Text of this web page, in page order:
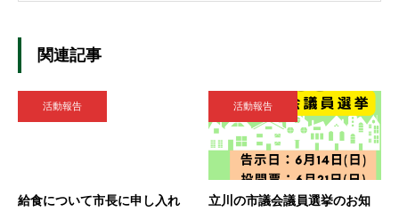
関連記事
活動報告
給食について市長に申し入れ
活動報告
立川の市議会議員選挙のお知